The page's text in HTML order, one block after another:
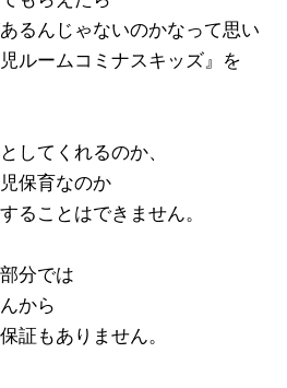
るんじゃないのかなって思い
ルームコミナスキッズ』を
してくれるのか、
保育なのか
ることはできません。
分では
から
証もありません。